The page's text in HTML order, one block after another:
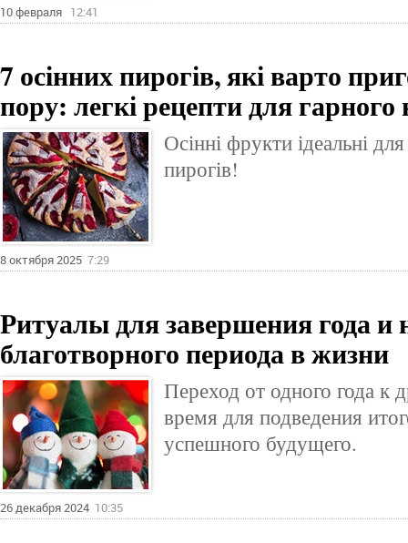
10 февраля 12:41
7 осінних пирогів, які варто
пору: легкі рецепти для
Осінні фрукти ідеальні
пирогів!
8 октября 2025 7:29
Ритуалы для завершения года и
благотворного периода в жизни
Переход от одного года к
время для подведения
успешного будущего.
26 декабря 2024 10:35